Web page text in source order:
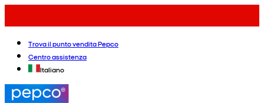
Trova il punto vendita Pepco
Centro assistenza
Italiano